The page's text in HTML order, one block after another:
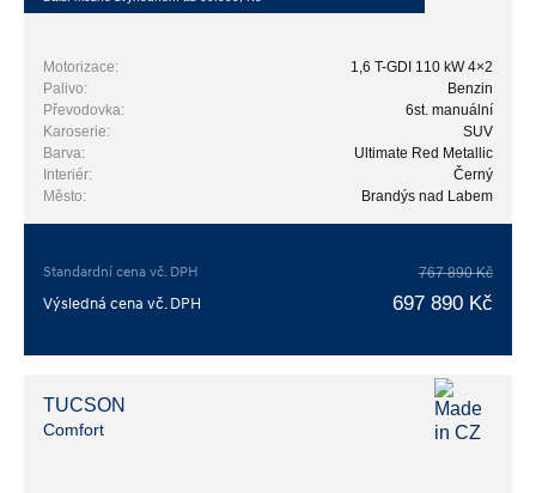
Motorizace:
1,6 T-GDI 110 kW 4×2
Palivo:
Benzin
Převodovka:
6st. manuální
Karoserie:
SUV
Barva:
Ultimate Red Metallic
Interiér:
Černý
Město:
Brandýs nad Labem
Standardní cena vč. DPH 767 890 Kč
Výsledná cena vč. DPH 697 890 Kč
TUCSON
Comfort